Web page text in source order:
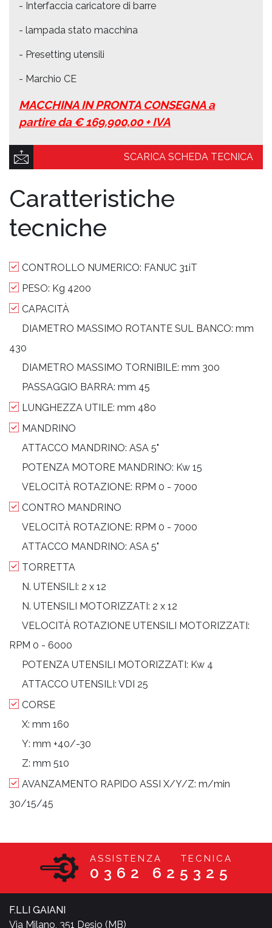
- Interfaccia caricatore di barre
- lampada stato macchina
- Presetting utensili
- Marchio CE
MACCHINA IN PRONTA CONSEGNA a
partire da € 169.900,00 + IVA
SCARICA SCHEDA TECNICA
Caratteristiche
tecniche
CONTROLLO NUMERICO: FANUC 31iT
PESO: Kg 4200
CAPACITÀ
DIAMETRO MASSIMO ROTANTE SUL BANCO: mm
430
DIAMETRO MASSIMO TORNIBILE: mm 300
PASSAGGIO BARRA: mm 45
LUNGHEZZA UTILE: mm 480
MANDRINO
ATTACCO MANDRINO: ASA 5"
POTENZA MOTORE MANDRINO: Kw 15
VELOCITÀ ROTAZIONE: RPM 0 - 7000
CONTRO MANDRINO
VELOCITÀ ROTAZIONE: RPM 0 - 7000
ATTACCO MANDRINO: ASA 5"
TORRETTA
N. UTENSILI: 2 x 12
N. UTENSILI MOTORIZZATI: 2 x 12
VELOCITÀ ROTAZIONE UTENSILI MOTORIZZATI:
RPM 0 - 6000
POTENZA UTENSILI MOTORIZZATI: Kw 4
ATTACCO UTENSILI: VDI 25
CORSE
X: mm 160
Y: mm +40/-30
Z: mm 510
AVANZAMENTO RAPIDO ASSI X/Y/Z: m/min
30/15/45
ASSISTENZA TECNICA
0362 625325
F.LLI GAIANI
Via Milano, 351 Desio (MB)